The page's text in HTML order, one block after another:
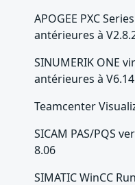
APOGEE PXC
antérieures à
SINUMERIK ONE
antérieures à V6.14
Teamcenter
SICAM PAS/PQS
8.06
SIMATIC WinCC